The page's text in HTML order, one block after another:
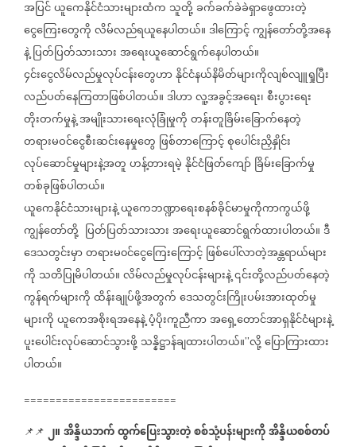
အပြင်ယူကေနိုင်ငံသားများထံက သူတို့ခက်ခက်ခဲခဲရှာဖွေထားတဲ့
ငွေကြေးတွေကိုလိမ်လည်ရယူနေပါတယ်။ဒါကြောင့်ကျွန်တော်တို့အနေ
နဲ့ပြတ်ပြတ်သားသားအရေးယူဆောင်ရွက်နေပါတယ်။
၄င်းငွေလိမ်လည်မှုလုပ်ငန်းတွေဟာနိုင်ငံနယ်နိမိတ်များကိုလျစ်လျူရှုပြီး
လည်ပတ်နေကြတာဖြစ်ပါတယ်။ဒါဟာလူ့အခွင့်အရေး၊စီးပွားရေး
တိုးတက်မှုနဲ့အမျိုးသားရေးလုံခြုံမှုကိုတန်းတူခြိမ်းခြောက်နေတဲ့
တရားမဝင်ငွေစီးဆင်းနေမှုတွေ ဖြစ်တာကြောင့်စုပေါင်းညှိနှိုင်း
လုပ်ဆောင်မှုများနဲ့အတူဟန့်တားရမဲ့နိုင်ငံဖြတ်ကျော်ခြိမ်းခြောက်မှု
တစ်ခုဖြစ်ပါတယ်။
ယူကေနိုင်ငံသားများနဲ့ယူကေဘဏ္ဍာရေးစနစ်ခိုင်မာမှုကိုကာကွယ်ဖို့
ကျွန်တော်တို့ ပြတ်ပြတ်သားသားအရေးယူဆောင်ရွက်ထားပါတယ်။ဒီ
ဒေသတွင်းမှာတရားမ၀င်ငွေကြေးကြောင့်ဖြစ်ပေါ်လာတဲ့အန္တရာယ်များ
ကို သတိပြုမိပါတယ်။လိမ်လည်မှုလုပ်ငန်းများနဲ့၎င်းတို့လည်ပတ်နေတဲ့
ကွန်ရက်များကိုထိန်းချုပ်ဖို့အတွက်ဒေသတွင်းကြိုးပမ်းအားထုတ်မှု
များကိုယူကေအစိုးရအနေနဲ့ပံ့ပိုးကူညီကာအရှေ့တောင်အာရှနိုင်ငံများနဲ့
ပူးပေါင်းလုပ်ဆောင်သွားဖို့သန္နိဋ္ဌာန်ချထားပါတယ်။’’လို့ပြောကြားထား
ပါတယ်။
========================
📌📌 ⁨⁨⁨⁨⁨⁨⁨⁨⁨⁨⁨⁨⁨ ၂။အိန္ဒိယဘက်ထွက်ပြေးသွားတဲ့စစ်သုံ့ပန်းများကိုအိန္ဒိယစစ်တပ်